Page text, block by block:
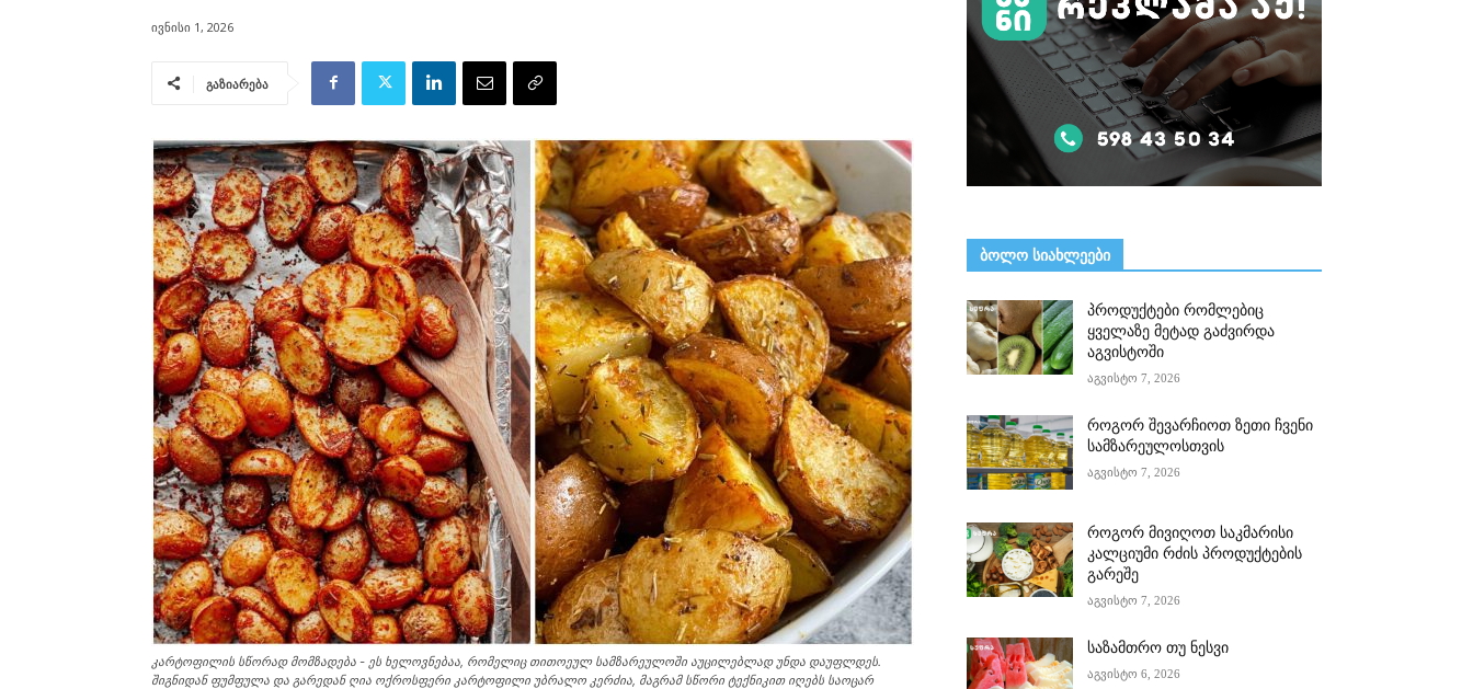
ივნისი 1, 2026
გაზიარება
კარტოფილის სწორად მომზადება - ეს ხელოვნებაა, რომელიც თითოეულ სამზარეულოში აუცილებლად უნდა დაუფლდეს.
შიგნიდან ფუმფულა და გარედან ღია ოქროსფერი კარტოფილი უბრალო კერძია, მაგრამ სწორი ტექნიკით იღებს საოცარ
ᲑᲝᲚᲝ ᲡᲘᲐᲮᲚᲔᲔᲑᲘ
პროდუქტები რომლებიც
ყველაზე მეტად გაძვირდა
აგვისტოში
აგვისტო 7, 2026
როგორ შევარჩიოთ ზეთი ჩვენი
სამზარეულოსთვის
აგვისტო 7, 2026
როგორ მივიღოთ საკმარისი
კალციუმი რძის პროდუქტების
გარეშე
აგვისტო 7, 2026
საზამთრო თუ ნესვი
აგვისტო 6, 2026